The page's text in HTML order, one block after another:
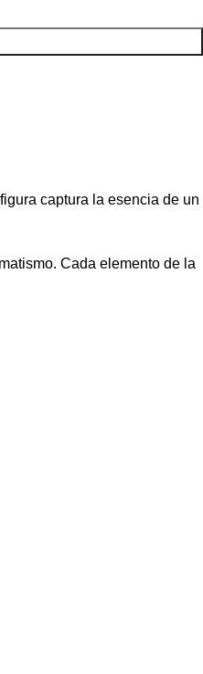
captura la esencia de un
Cada elemento de la